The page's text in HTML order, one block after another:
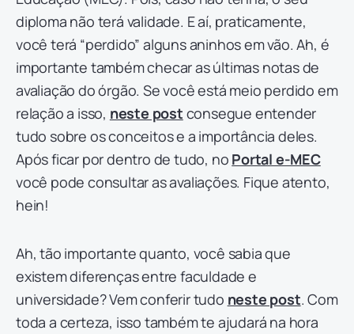
diploma não terá validade. E aí, praticamente,
você terá “perdido” alguns aninhos em vão. Ah, é
importante também checar as últimas notas de
avaliação do órgão. Se você está meio perdido em
relação a isso, neste post consegue entender
tudo sobre os conceitos e a importância deles.
Após ficar por dentro de tudo, no Portal e-MEC
você pode consultar as avaliações. Fique atento,
hein!
Ah, tão importante quanto, você sabia que
existem diferenças entre faculdade e
universidade? Vem conferir tudo neste post. Com
toda a certeza, isso também te ajudará na hora